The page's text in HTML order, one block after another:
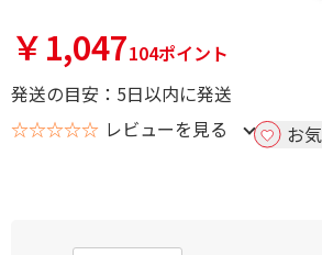
￥1,047104ポイント
発送の目安：5日以内に発送
☆☆☆☆☆ レビューを見る お